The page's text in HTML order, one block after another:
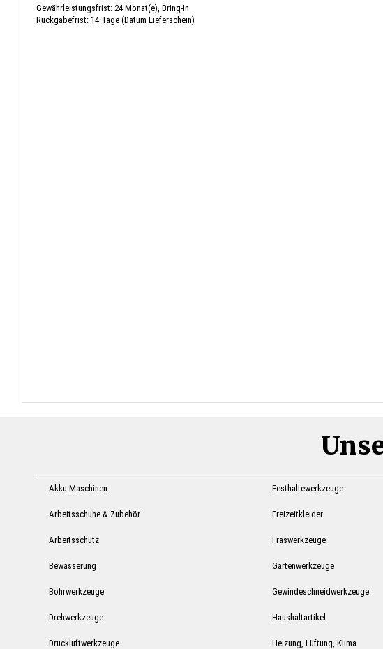
Gewährleistungsfrist: 24 Monat(e), Bring-In
Rückgabefrist: 14 Tage (Datum Lieferschein)
Akku-Maschinen
Arbeitsschuhe & Zubehör
Arbeitsschutz
Bewässerung
Bohrwerkzeuge
Drehwerkzeuge
Druckluftwerkzeuge
Festhaltewerkzeuge
Freizeitkleider
Fräswerkzeuge
Gartenwerkzeuge
Gewindeschneidwerkzeuge
Haushaltartikel
Heizung, Lüftung, Klima